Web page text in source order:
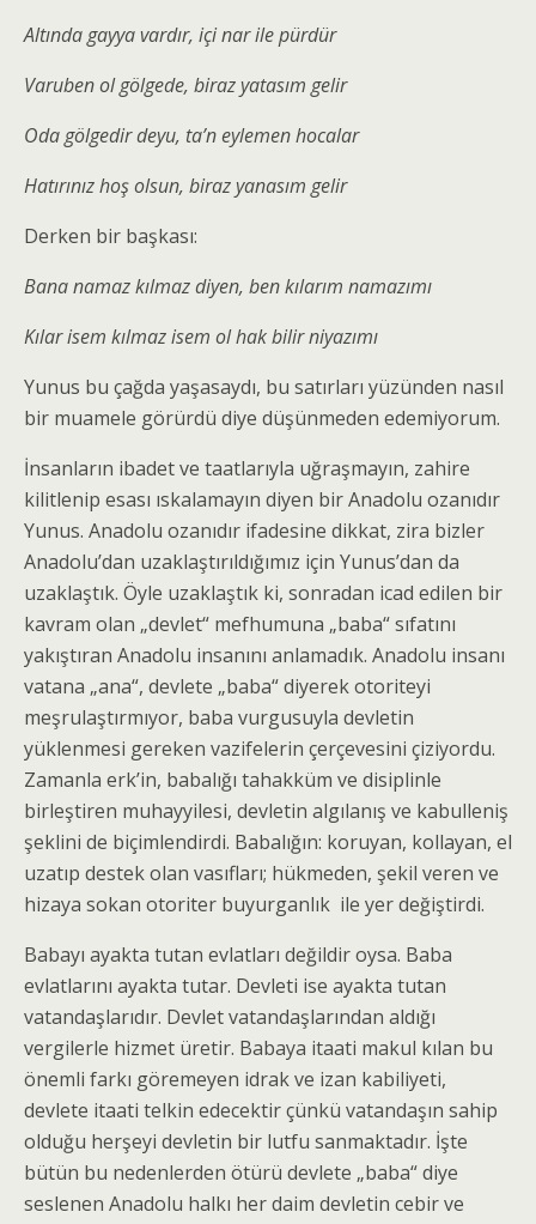
Altında gayya vardır, içi nar ile pürdür
Varuben ol gölgede, biraz yatasım gelir
Oda gölgedir deyu, ta’n eylemen hocalar
Hatırınız hoş olsun, biraz yanasım gelir
Derken bir başkası:
Bana namaz kılmaz diyen, ben kılarım namazımı
Kılar isem kılmaz isem ol hak bilir niyazımı
Yunus bu çağda yaşasaydı, bu satırları yüzünden nasıl
bir muamele görürdü diye düşünmeden edemiyorum.
İnsanların ibadet ve taatlarıyla uğraşmayın, zahire
kilitlenip esası ıskalamayın diyen bir Anadolu ozanıdır
Yunus. Anadolu ozanıdır ifadesine dikkat, zira bizler
Anadolu’dan uzaklaştırıldığımız için Yunus’dan da
uzaklaştık. Öyle uzaklaştık ki, sonradan icad edilen bir
kavram olan „devlet“ mefhumuna „baba“ sıfatını
yakıştıran Anadolu insanını anlamadık. Anadolu insanı
vatana „ana“, devlete „baba“ diyerek otoriteyi
meşrulaştırmıyor, baba vurgusuyla devletin
yüklenmesi gereken vazifelerin çerçevesini çiziyordu.
Zamanla erk’in, babalığı tahakküm ve disiplinle
birleştiren muhayyilesi, devletin algılanış ve kabulleniş
şeklini de biçimlendirdi. Babalığın: koruyan, kollayan, el
uzatıp destek olan vasıfları; hükmeden, şekil veren ve
hizaya sokan otoriter buyurganlık ile yer değiştirdi.
Babayı ayakta tutan evlatları değildir oysa. Baba
evlatlarını ayakta tutar. Devleti ise ayakta tutan
vatandaşlarıdır. Devlet vatandaşlarından aldığı
vergilerle hizmet üretir. Babaya itaati makul kılan bu
önemli farkı göremeyen idrak ve izan kabiliyeti,
devlete itaati telkin edecektir çünkü vatandaşın sahip
olduğu herşeyi devletin bir lutfu sanmaktadır. İşte
bütün bu nedenlerden ötürü devlete „baba“ diye
seslenen Anadolu halkı her daim devletin cebir ve